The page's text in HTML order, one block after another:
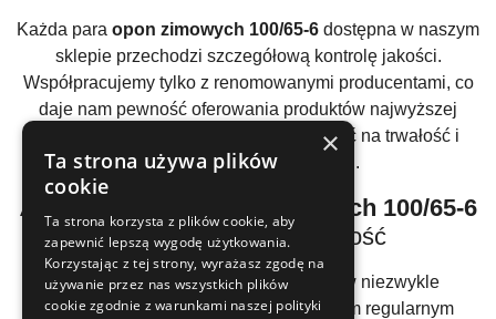
Każda para opon zimowych 100/65-6 dostępna w naszym
sklepie przechodzi szczegółową kontrolę jakości.
Współpracujemy tylko z renomowanymi producentami, co
daje nam pewność oferowania produktów najwyższej
klasy. Dzięki temu możesz zawsze liczyć na trwałość i
niezawodność swoich opon.
Atrakcyjne ceny
opon zimowych 100/65-6
– postaw na oszczędność
Oferujemyopony zimowe 100/65-6
w niezwykle
konkurencyjnych cenach. Dzięki naszym regularnym
×
Ta strona używa plików
cookie
Ta strona korzysta z plików cookie, aby
zapewnić lepszą wygodę użytkowania.
Korzystając z tej strony, wyrażasz zgodę na
używanie przez nas wszystkich plików
cookie zgodnie z warunkami naszej polityki